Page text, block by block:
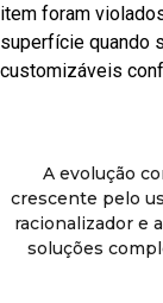
item foram
superfície quando
customizáveis
A evolução
crescente pelo
racionalizador e
soluções